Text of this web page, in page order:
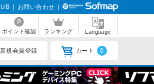
お問い合わせ
ポイント確認 ランキング Language
新規会員登録 カート 0